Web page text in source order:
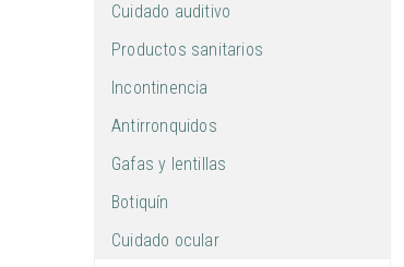
Cuidado auditivo
Productos sanitarios
Incontinencia
Antirronquidos
Gafas y lentillas
Botiquín
Cuidado ocular